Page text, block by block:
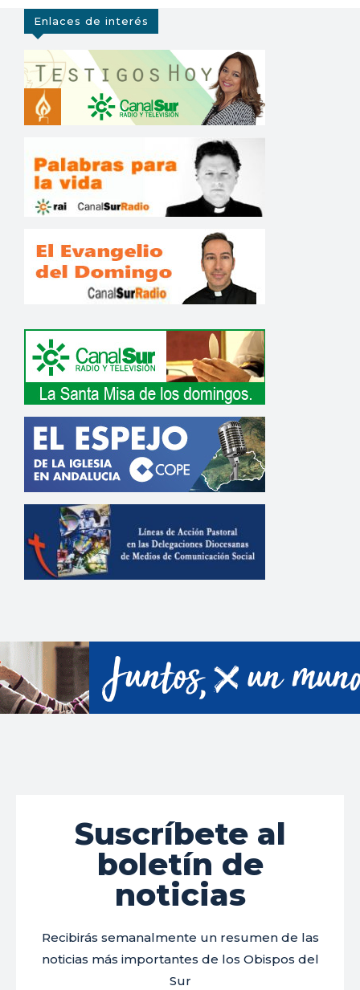
Enlaces de interés
Suscríbete al
boletín de
noticias
Recibirás semanalmente un resumen de las
noticias más importantes de los Obispos del
Sur